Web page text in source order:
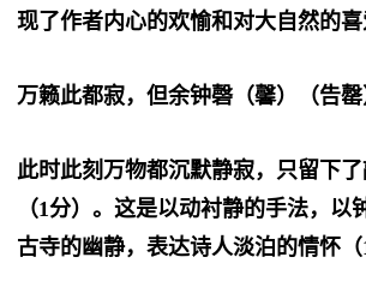
现了作者内心的欢愉和对大自然的喜
万籁此都寂，但余钟磬（馨）（告罄
此时此刻万物都沉默静寂，只留下
（1分）。这是以动衬静的手法，以
古寺的幽静，表达诗人淡泊的情怀（